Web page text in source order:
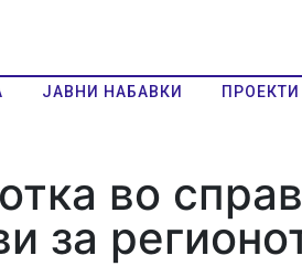
ЈАВНИ НАБАВКИ ПРОЕКТИ
во
за